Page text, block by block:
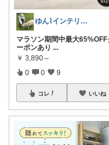
ゆん⌇インテリアと生活雑貨がメイン🧸
マラソン期間中最大65%OFF
ーポンあり ...
￥ 3,890～
0 0 9
コレ いいね